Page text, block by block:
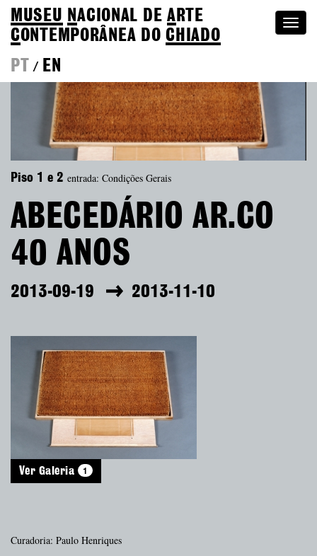
MUSEU NACIONAL DEA RTE
CONTEMPORÂNEA DOCHIADO
PT
/ EN
Piso 1 e 2 entrada: Condições Gerais
ABECEDÁRIO AR.CO
40 ANOS
2013-09-19 2013-11-10
Ver Galeria 1
Curadoria: Paulo Henriques